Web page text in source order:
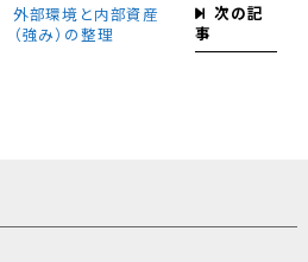
次の記
事
外部環境と内部資産
（強み）の整理